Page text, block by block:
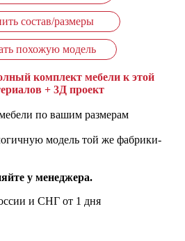
состав/размеры
похожую модель
комплект мебели к этой
+ 3Д проект
по вашим размерам
модель той же фабрики-
у менеджера.
и СНГ от 1 дня